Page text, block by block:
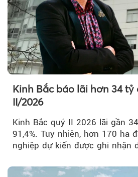
Kinh Bắc báo lãi hơn 34 tỷ
II/2026
Kinh Bắc quý II 2026 lãi gần
91,4%. Tuy nhiên, hơn 170 ha
nghiệp dự kiến được ghi nhận